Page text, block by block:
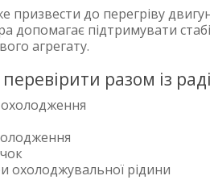
призвести до перегріву
допомагає підтримувати
агрегату.
разом із
охолоджувальної рідини